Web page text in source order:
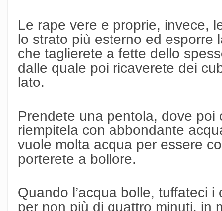
Le rape vere e proprie, invece,
lo strato più esterno ed esporre
che taglierete a fette dello
dalle quale poi ricaverete dei
lato.
Prendete una pentola, dove
riempitela con abbondante
vuole molta acqua per essere
porterete a bollore.
Quando l’acqua bolle, tuffateci
per non più di quattro minuti, in